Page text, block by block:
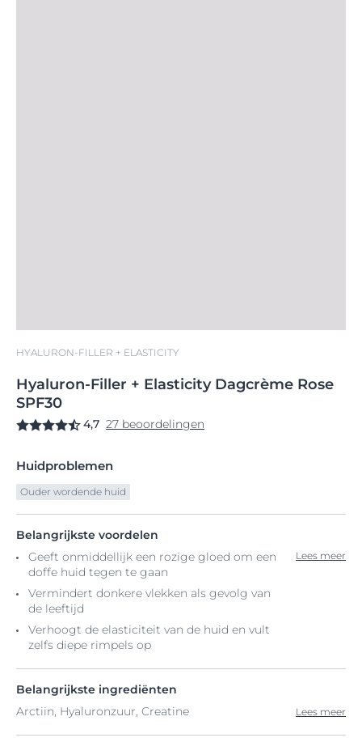
HYALURON-FILLER + ELASTICITY
Hyaluron-Filler + Elasticity Dagcrème Rose
SPF30
4,7 27 beoordelingen
Huidproblemen
Ouder wordende huid
Belangrijkste voordelen
Geeft onmiddellijk een rozige gloed om een
doffe huid tegen te gaan
Vermindert donkere vlekken als gevolg van
de leeftijd
Verhoogt de elasticiteit van de huid en vult
zelfs diepe rimpels op
Lees meer
Belangrijkste ingrediënten
Arctiin, Hyaluronzuur, Creatine
Lees meer